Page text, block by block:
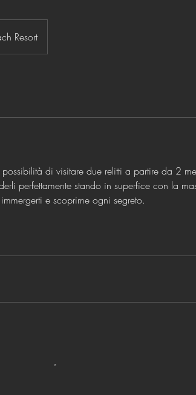
Resort
di visitare due relitti a partire da 2
perfettamente stando in superfice con la
e scoprirne ogni segreto.